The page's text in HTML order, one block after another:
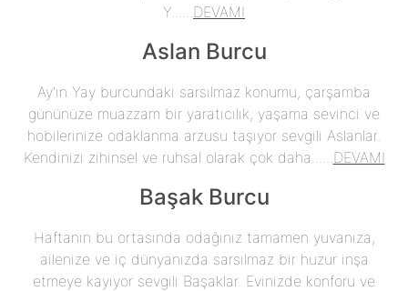
Y...... DEVAMI
Aslan Burcu
Ay'ın Yay burcundaki sarsılmaz konumu, çarşamba
gününüze muazzam bir yaratıcılık, yaşama sevinci ve
hobilerinize odaklanma arzusu taşıyor sevgili Aslanlar.
Kendinizi zihinsel ve ruhsal olarak çok daha...... DEVAMI
Başak Burcu
Haftanın bu ortasında odağınız tamamen yuvanıza,
ailenize ve iç dünyanızda sarsılmaz bir huzur inşa
etmeye kayıyor sevgili Başaklar. Evinizde konforu ve